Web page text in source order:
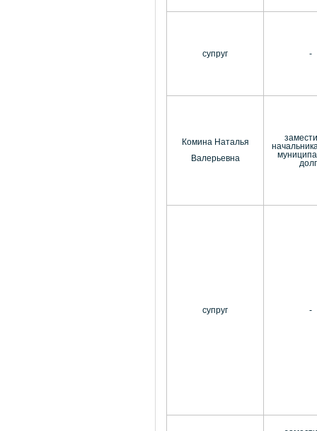
супруг -
Комина Наталья
Валерьевна
супруг -